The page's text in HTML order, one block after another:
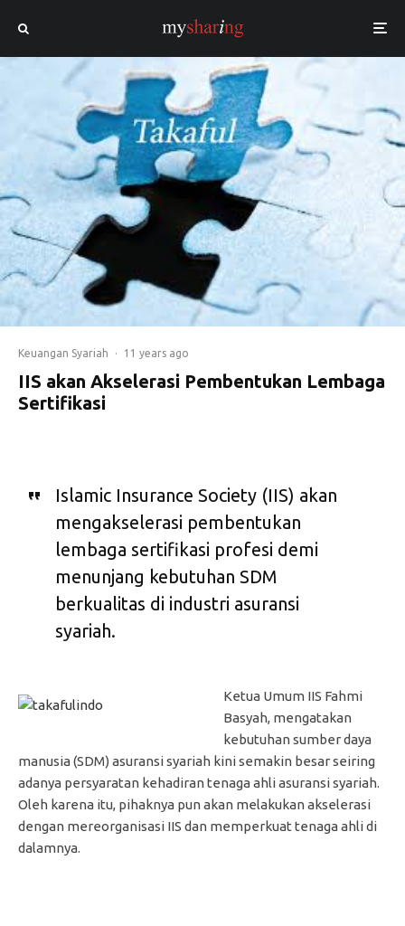
Keuangan Syariah · 11 years ago
IIS akan Akselerasi Pembentukan Lembaga
Sertifikasi
Islamic Insurance Society (IIS) akan
mengakselerasi pembentukan
lembaga sertifikasi profesi demi
menunjang kebutuhan SDM
berkualitas di industri asuransi
syariah.
Ketua Umum IIS Fahmi
Basyah, mengatakan
kebutuhan sumber daya
manusia (SDM) asuransi syariah kini semakin besar seiring
adanya persyaratan kehadiran tenaga ahli asuransi syariah.
Oleh karena itu, pihaknya pun akan melakukan akselerasi
dengan mereorganisasi IIS dan memperkuat tenaga ahli di
dalamnya.